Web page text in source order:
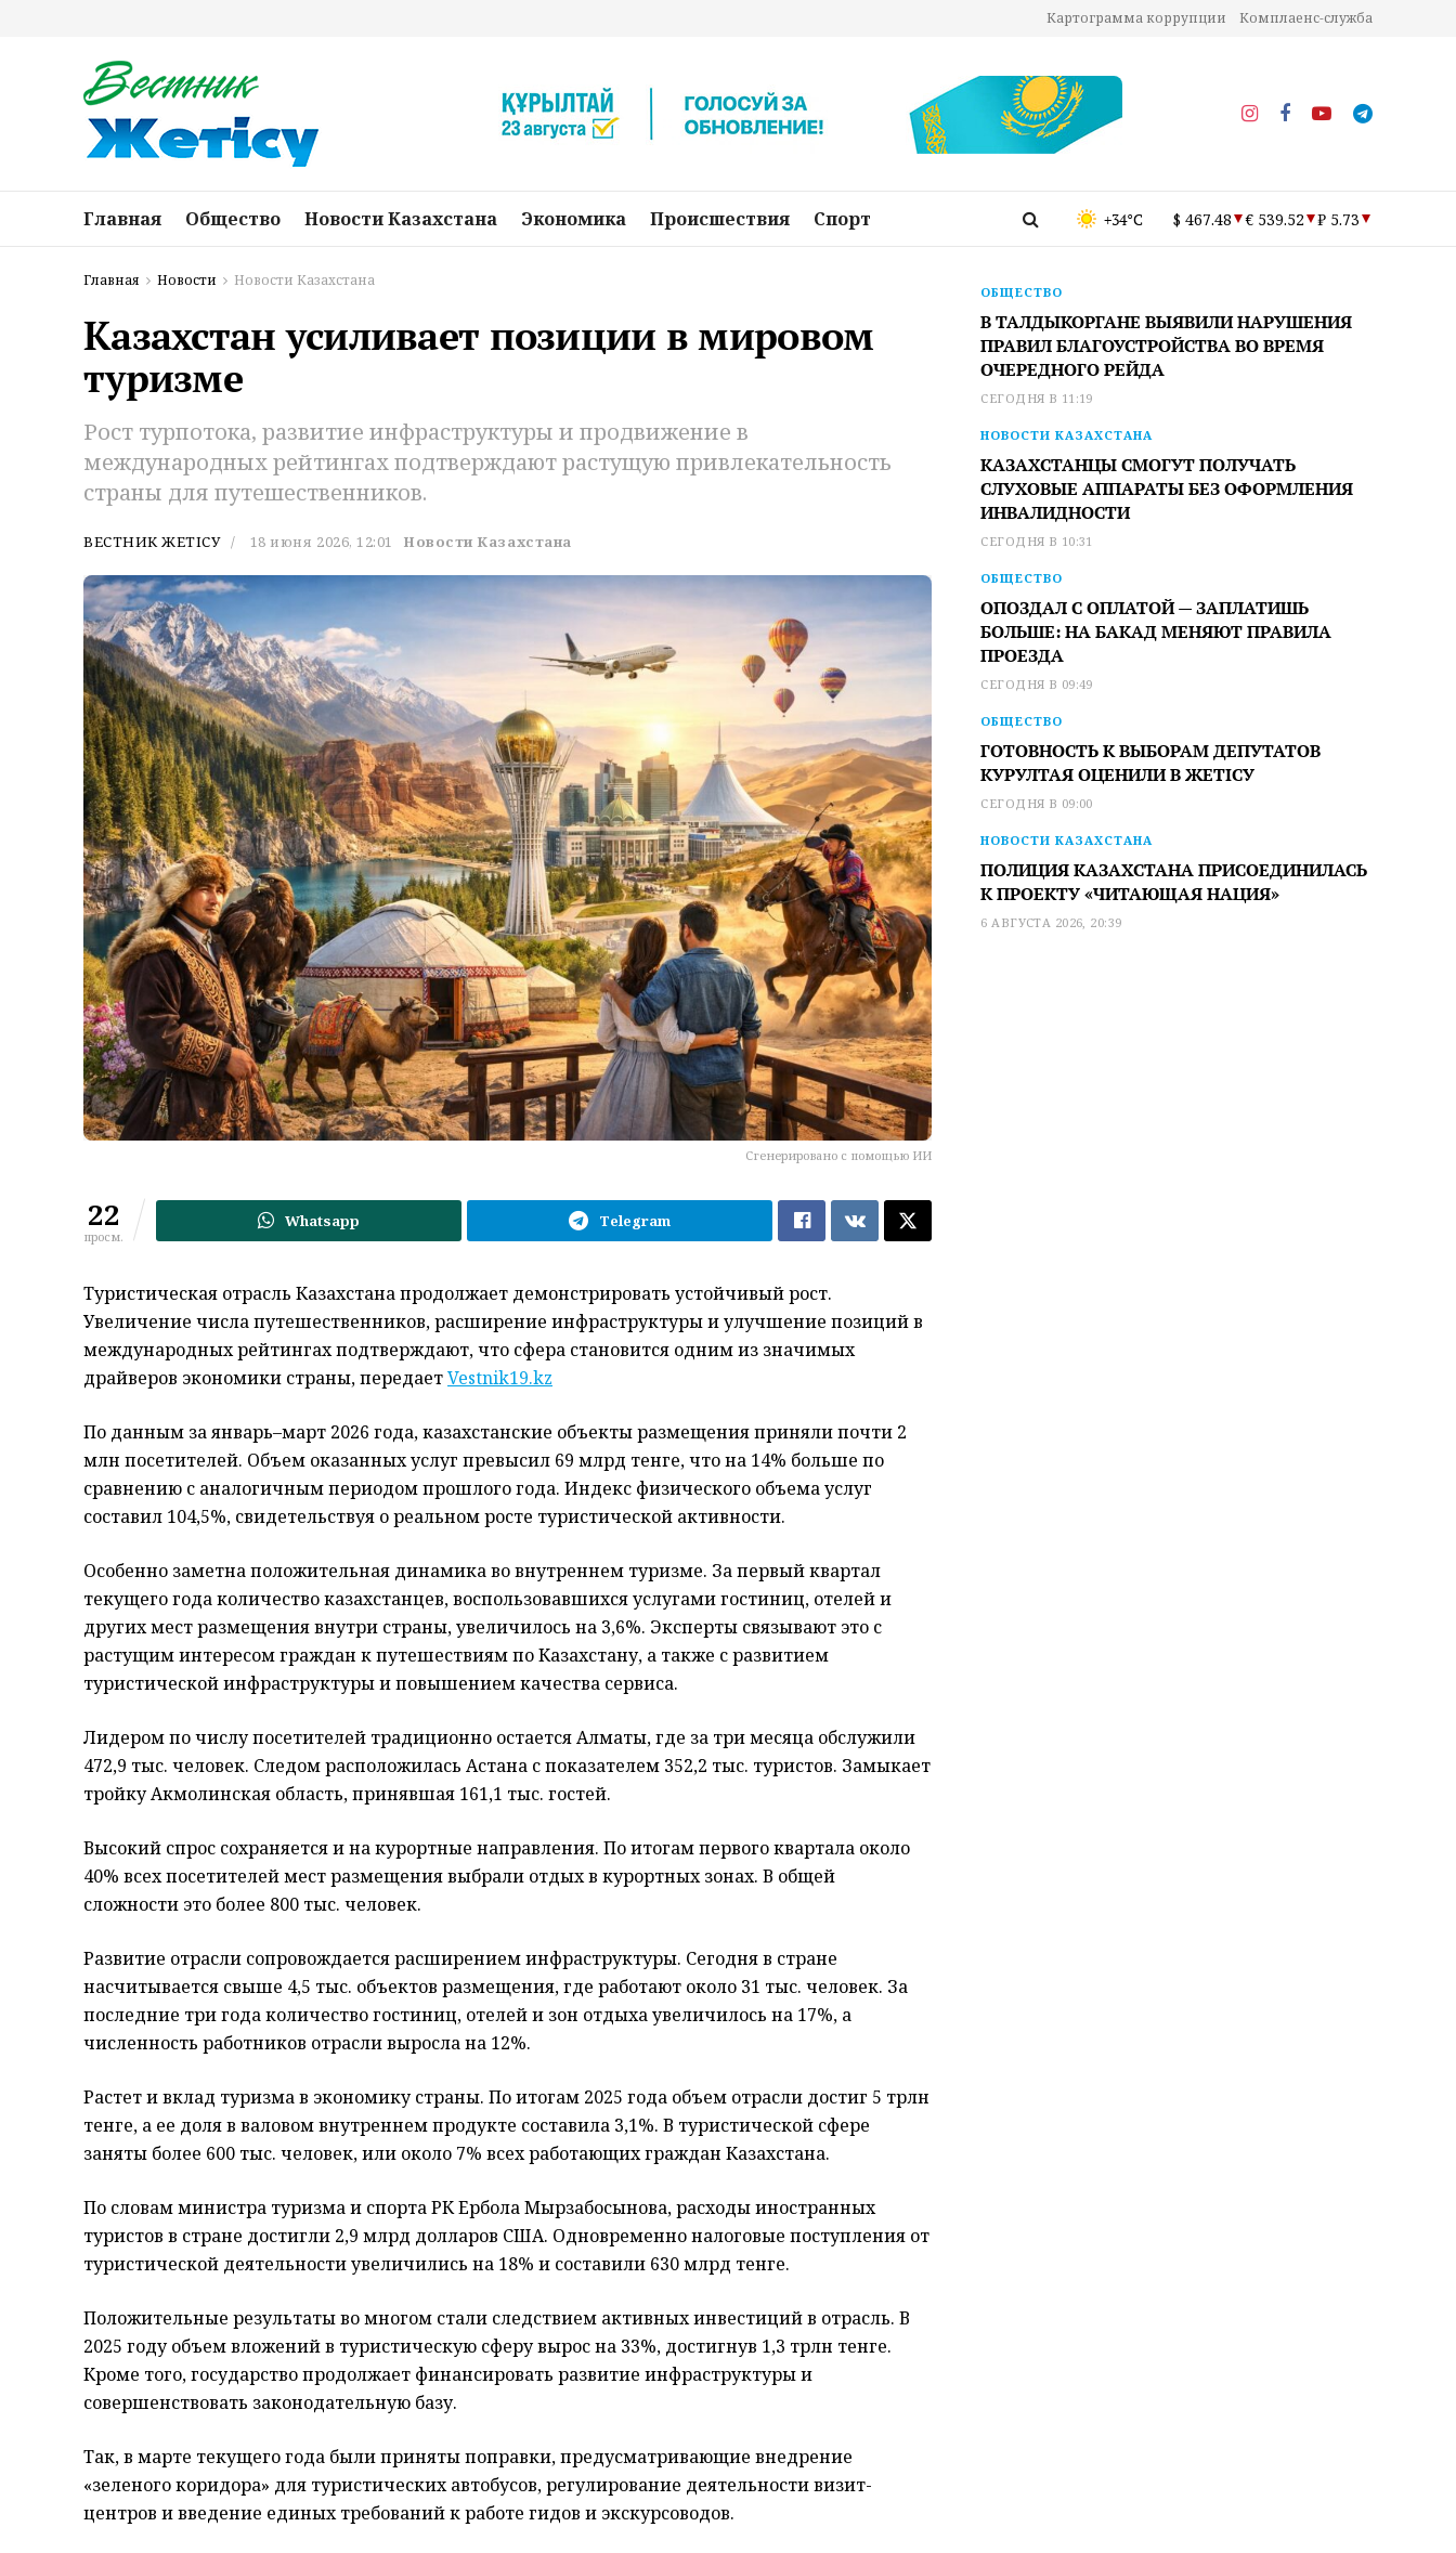
Картограмма коррупции Комплаенс-служба
Главная Общество Новости Казахстана Экономика Происшествия Спорт +34°C $ 467.48 € 539.52 ₽ 5.73
Главная Новости Новости Казахстана
Казахстан усиливает позиции в мировом
туризме
Рост турпотока, развитие инфраструктуры и продвижение в
международных рейтингах подтверждают растущую привлекательность
страны для путешественников.
ВЕСТНИК ЖЕТІСУ 18 июня 2026, 12:01 Новости Казахстана
Сгенерировано с помощью ИИ
22
просм.
Whatsapp Telegram
Туристическая отрасль Казахстана продолжает демонстрировать устойчивый рост.
Увеличение числа путешественников, расширение инфраструктуры и улучшение позиций в
международных рейтингах подтверждают, что сфера становится одним из значимых
драйверов экономики страны, передаетVestnik19.kz
По данным за январь–март 2026 года, казахстанские объекты размещения приняли почти 2
млн посетителей. Объем оказанных услуг превысил 69 млрд тенге, что на 14% больше по
сравнению с аналогичным периодом прошлого года. Индекс физического объема услуг
составил 104,5%, свидетельствуя о реальном росте туристической активности.
Особенно заметна положительная динамика во внутреннем туризме. За первый квартал
текущего года количество казахстанцев, воспользовавшихся услугами гостиниц, отелей и
других мест размещения внутри страны, увеличилось на 3,6%. Эксперты связывают это с
растущим интересом граждан к путешествиям по Казахстану, а также с развитием
туристической инфраструктуры и повышением качества сервиса.
Лидером по числу посетителей традиционно остается Алматы, где за три месяца обслужили
472,9 тыс. человек. Следом расположилась Астана с показателем 352,2 тыс. туристов. Замыкает
тройку Акмолинская область, принявшая 161,1 тыс. гостей.
Высокий спрос сохраняется и на курортные направления. По итогам первого квартала около
40% всех посетителей мест размещения выбрали отдых в курортных зонах. В общей
сложности это более 800 тыс. человек.
Развитие отрасли сопровождается расширением инфраструктуры. Сегодня в стране
насчитывается свыше 4,5 тыс. объектов размещения, где работают около 31 тыс. человек. За
последние три года количество гостиниц, отелей и зон отдыха увеличилось на 17%, а
численность работников отрасли выросла на 12%.
Растет и вклад туризма в экономику страны. По итогам 2025 года объем отрасли достиг 5 трлн
тенге, а ее доля в валовом внутреннем продукте составила 3,1%. В туристической сфере
заняты более 600 тыс. человек, или около 7% всех работающих граждан Казахстана.
По словам министра туризма и спорта РК Ербола Мырзабосынова, расходы иностранных
туристов в стране достигли 2,9 млрд долларов США. Одновременно налоговые поступления от
туристической деятельности увеличились на 18% и составили 630 млрд тенге.
Положительные результаты во многом стали следствием активных инвестиций в отрасль. В
2025 году объем вложений в туристическую сферу вырос на 33%, достигнув 1,3 трлн тенге.
Кроме того, государство продолжает финансировать развитие инфраструктуры и
совершенствовать законодательную базу.
Так, в марте текущего года были приняты поправки, предусматривающие внедрение
«зеленого коридора» для туристических автобусов, регулирование деятельности визит-
центров и введение единых требований к работе гидов и экскурсоводов.
ОБЩЕСТВО
В ТАЛДЫКОРГАНЕ ВЫЯВИЛИ НАРУШЕНИЯ
ПРАВИЛ БЛАГОУСТРОЙСТВА ВО ВРЕМЯ
ОЧЕРЕДНОГО РЕЙДА
СЕГОДНЯ В 11:19
НОВОСТИ КАЗАХСТАНА
КАЗАХСТАНЦЫ СМОГУТ ПОЛУЧАТЬ
СЛУХОВЫЕ АППАРАТЫ БЕЗ ОФОРМЛЕНИЯ
ИНВАЛИДНОСТИ
СЕГОДНЯ В 10:31
ОБЩЕСТВО
ОПОЗДАЛ С ОПЛАТОЙ — ЗАПЛАТИШЬ
БОЛЬШЕ: НА БАКАД МЕНЯЮТ ПРАВИЛА
ПРОЕЗДА
СЕГОДНЯ В 09:49
ОБЩЕСТВО
ГОТОВНОСТЬ К ВЫБОРАМ ДЕПУТАТОВ
КУРУЛТАЯ ОЦЕНИЛИ В ЖЕТІСУ
СЕГОДНЯ В 09:00
НОВОСТИ КАЗАХСТАНА
ПОЛИЦИЯ КАЗАХСТАНА ПРИСОЕДИНИЛАСЬ
К ПРОЕКТУ «ЧИТАЮЩАЯ НАЦИЯ»
6 АВГУСТА 2026, 20:39